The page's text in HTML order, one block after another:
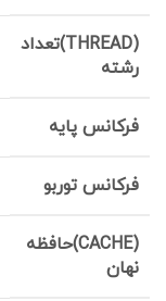
(THREAD)تعداد
رشته
فرکانس پایه
فرکانس توربو
(CACHE)حافظه
نهان